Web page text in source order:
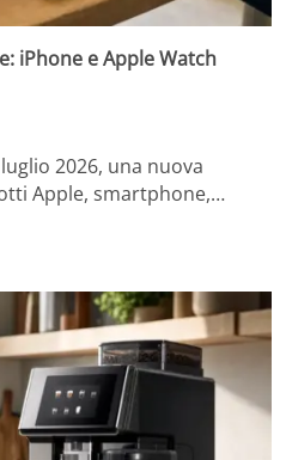
iPhone e Apple Watch
2026, una nuova
Apple, smartphone,…